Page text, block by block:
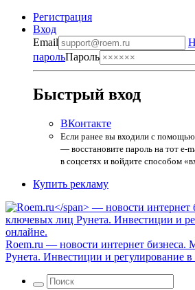
Регистрация
Вход
Email
парольПароль
Быстрый вход
ВКонтакте
Если ранее вы входили с
— восстановите пароль на тот e-
в соцсетях и войдите способом
Купить рекламу
Roem.ru — новости интернет
Рунета. Инвестиции и регулирование в